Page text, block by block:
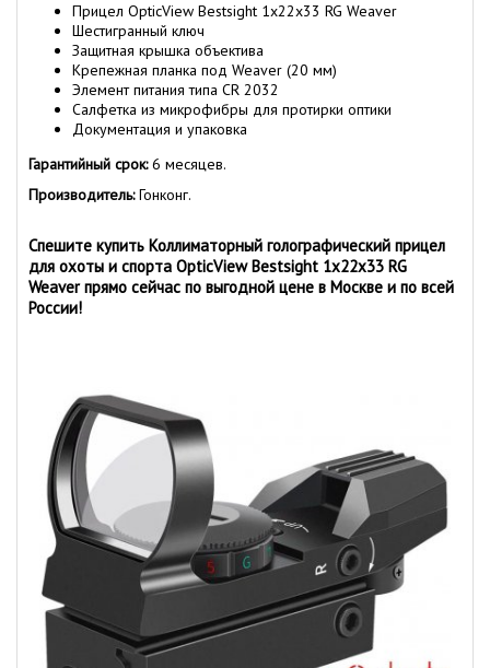
Прицел OpticView Bestsight 1х22х33 RG Weaver
Шестигранный ключ
Защитная крышка объектива
Крепежная планка под Weaver (20 мм)
Элемент питания типа CR 2032
Салфетка из микрофибры для протирки оптики
Документация и упаковка
Гарантийный срок:6 месяцев.
Производитель:Гонконг.
Спешите купить Коллиматорный голографический прицел
для охоты и спорта OpticView Bestsight 1х22х33 RG
Weaver прямо сейчас по выгодной цене в Москве и по всей
России!